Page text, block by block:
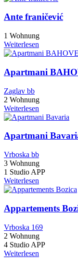
Ante franičević
1 Wohnung
Weiterlesen
Apartmani
Zaglav bb
2 Wohnung
Weiterlesen
Apartmani
Vrboska bb
3 Wohnung
1 Studio APP
Weiterlesen
Appartements
Vrboska 169
2 Wohnung
4 Studio APP
Weiterlesen